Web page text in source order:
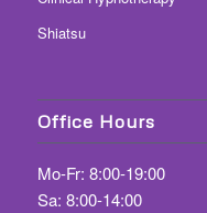
Shiatsu
Office Hours
Mo-Fr: 8:00-19:00
Sa: 8:00-14:00